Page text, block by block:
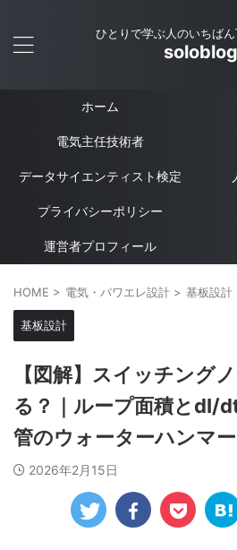
ひとりで学ぶ人のいちば
soloblog
ホーム
電気主任技術者
データサイエンティスト検定
プライバシーポリシー
運営者プロフィール
HOME > 電気・パワエレ設計 > 基板設計
基板設計
【図解】スイッチング
る？｜ループ面積とdI/
管のウォーターハンマ
2026年2月15日